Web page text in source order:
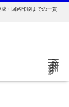
・回路印刷までの一貫